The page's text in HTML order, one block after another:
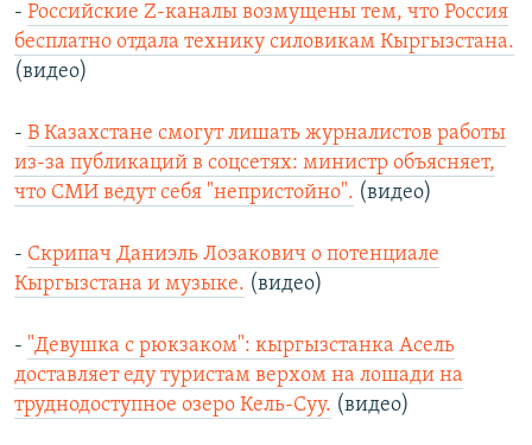
- Российские Z-каналы возмущены тем, что Россия
бесплатно отдала технику силовикам Кыргызстана.
(видео)
- В Казахстане смогут лишать журналистов работы
из-за публикаций в соцсетях: министр объясняет,
что СМИ ведут себя "непристойно". (видео)
- Скрипач Даниэль Лозакович о потенциале
Кыргызстана и музыке. (видео)
- "Девушка с рюкзаком": кыргызстанка Асель
доставляет еду туристам верхом на лошади на
труднодоступное озеро Кель-Суу. (видео)